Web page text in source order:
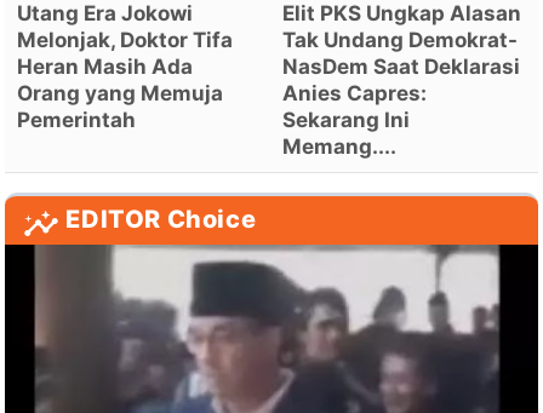
Utang Era Jokowi
Melonjak, Doktor Tifa
Heran Masih Ada
Orang yang Memuja
Pemerintah
Elit PKS Ungkap Alasan
Tak Undang Demokrat-
NasDem Saat Deklarasi
Anies Capres:
Sekarang Ini
Memang....
EDITOR Choice